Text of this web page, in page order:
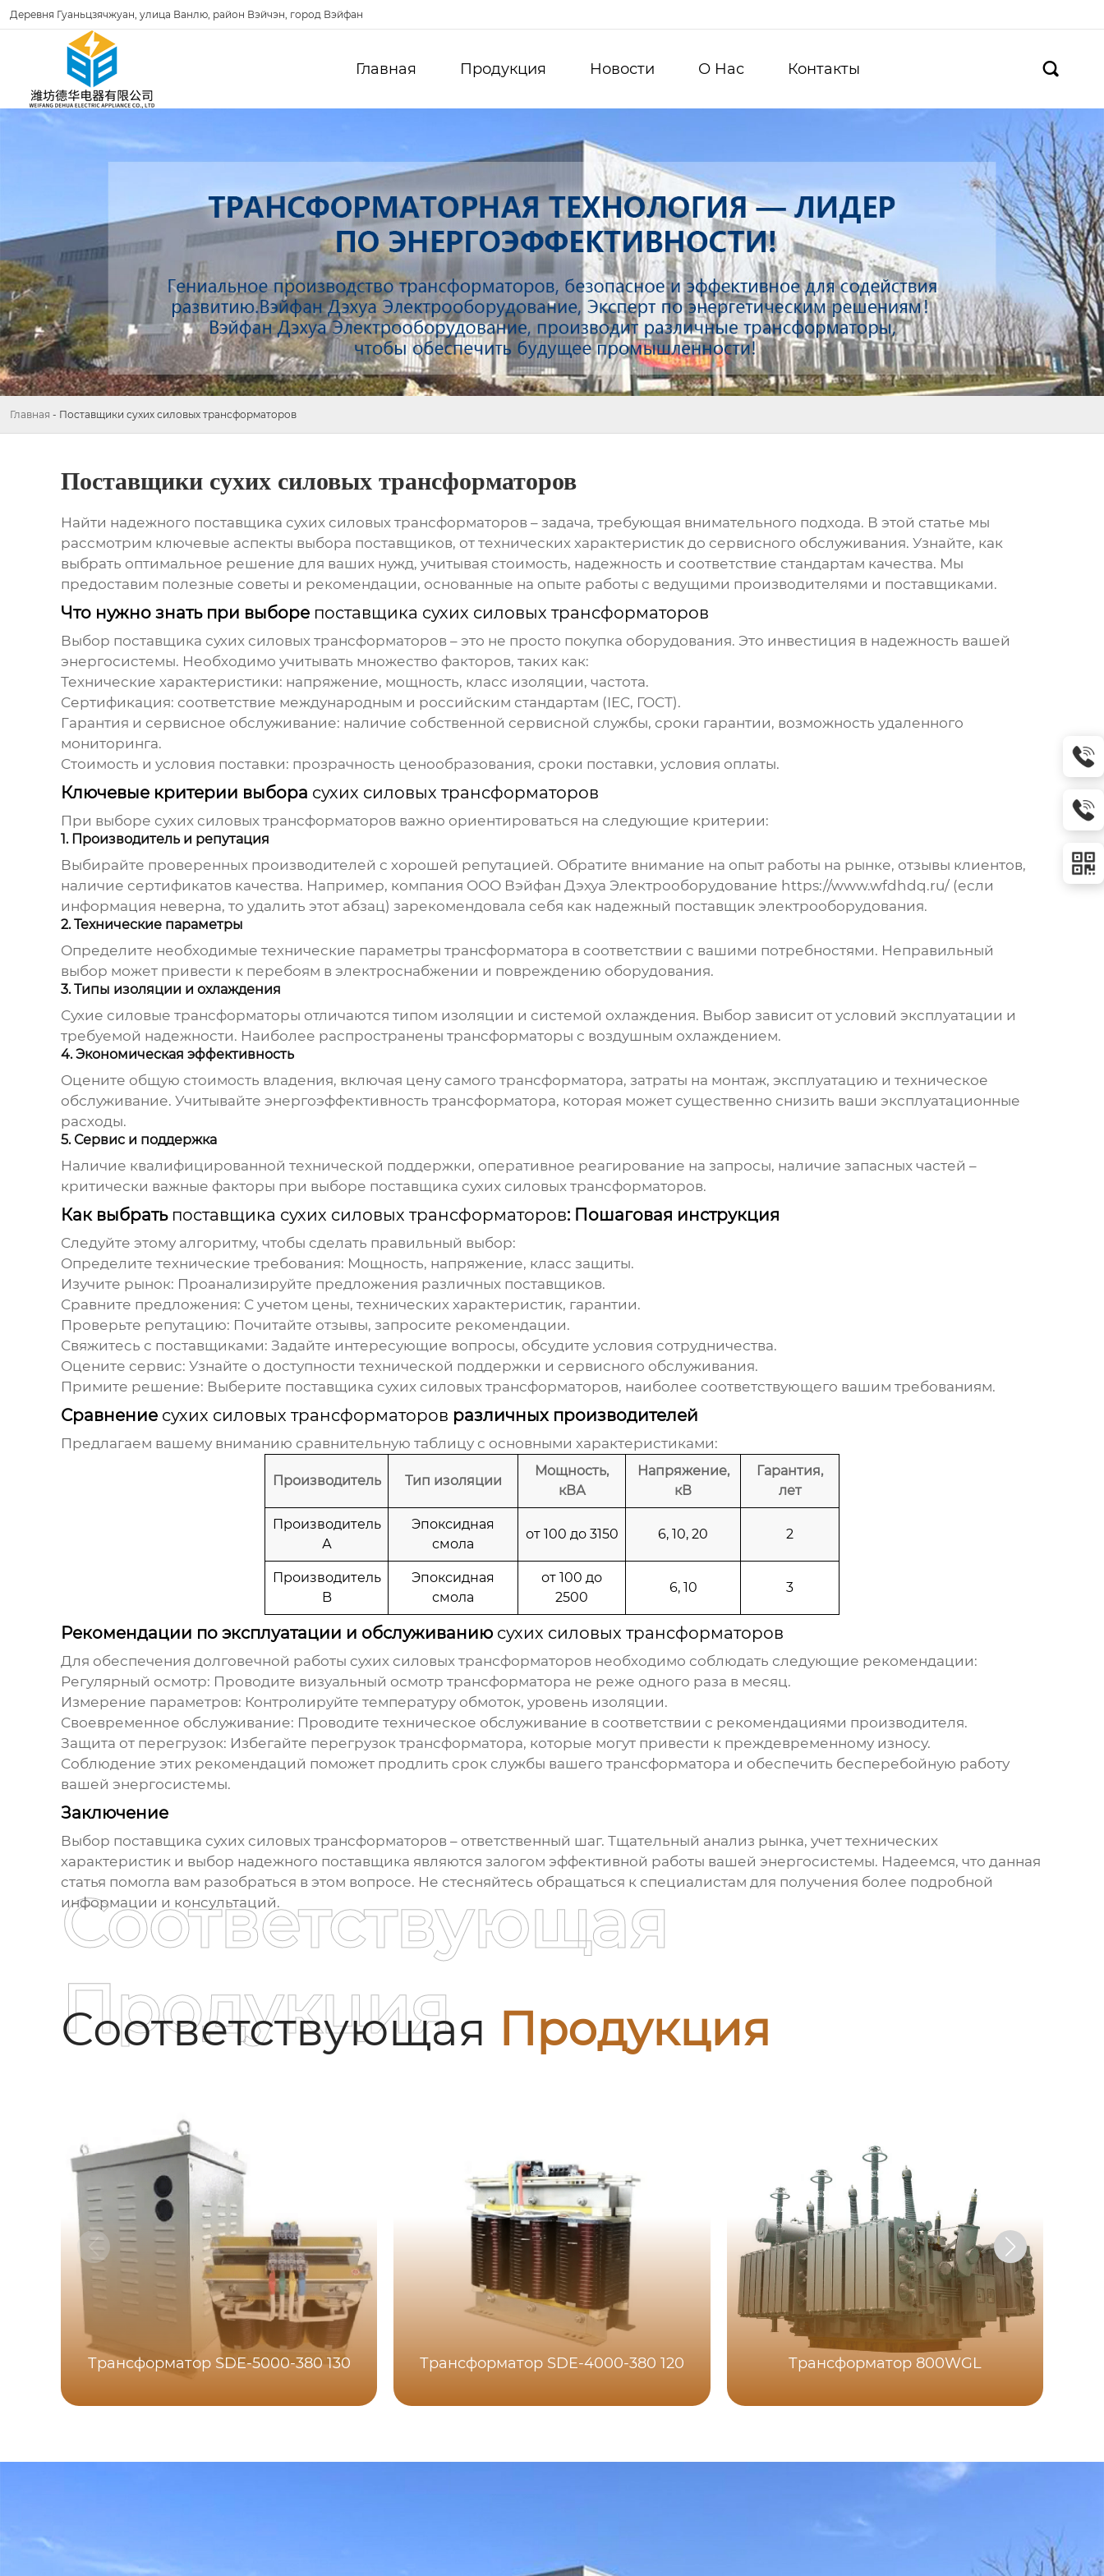
Деревня Гуаньцзячжуан, улица Ванлю, район Вэйчэн, город Вэйфан
Главная Продукция Новости О Hас Контакты 
Главная - Поставщики сухих силовых трансформаторов
Поставщики сухих силовых трансформаторов
Найти надежного поставщика сухих силовых трансформаторов– задача, требующая внимательного подхода. В этой статье мы
рассмотрим ключевые аспекты выбора поставщиков, от технических характеристик до сервисного обслуживания. Узнайте, как
выбрать оптимальное решение для ваших нужд, учитывая стоимость, надежность и соответствие стандартам качества. Мы
предоставим полезные советы и рекомендации, основанные на опыте работы с ведущими производителями и поставщиками.
Что нужно знать при выборе поставщика сухих силовых трансформаторов
Выбор поставщика сухих силовых трансформаторов– это не просто покупка оборудования. Это инвестиция в надежность вашей
энергосистемы. Необходимо учитывать множество факторов, таких как:
Технические характеристики: напряжение, мощность, класс изоляции, частота.
Сертификация: соответствие международным и российским стандартам (IEC, ГОСТ).
Гарантия и сервисное обслуживание: наличие собственной сервисной службы, сроки гарантии, возможность удаленного
мониторинга.
Стоимость и условия поставки: прозрачность ценообразования, сроки поставки, условия оплаты.
Ключевые критерии выбора сухих силовых трансформаторов
При выборе сухих силовых трансформаторовважно ориентироваться на следующие критерии:
1. Производитель и репутация
Выбирайте проверенных производителей с хорошей репутацией. Обратите внимание на опыт работы на рынке, отзывы клиентов,
наличие сертификатов качества. Например, компания ООО Вэйфан Дэхуа Электрооборудование https://www.wfdhdq.ru/(если
информация неверна, то удалить этот абзац) зарекомендовала себя как надежный поставщик электрооборудования.
2. Технические параметры
Определите необходимые технические параметры трансформатора в соответствии с вашими потребностями. Неправильный
выбор может привести к перебоям в электроснабжении и повреждению оборудования.
3. Типы изоляции и охлаждения
Сухие силовые трансформаторы отличаются типом изоляции и системой охлаждения. Выбор зависит от условий эксплуатации и
требуемой надежности. Наиболее распространены трансформаторы с воздушным охлаждением.
4. Экономическая эффективность
Оцените общую стоимость владения, включая цену самого трансформатора, затраты на монтаж, эксплуатацию и техническое
обслуживание. Учитывайте энергоэффективность трансформатора, которая может существенно снизить ваши эксплуатационные
расходы.
5. Сервис и поддержка
Наличие квалифицированной технической поддержки, оперативное реагирование на запросы, наличие запасных частей –
критически важные факторы при выборе поставщика сухих силовых трансформаторов.
Как выбрать поставщика сухих силовых трансформаторов: Пошаговая инструкция
Следуйте этому алгоритму, чтобы сделать правильный выбор:
Определите технические требования: Мощность, напряжение, класс защиты.
Изучите рынок: Проанализируйте предложения различных поставщиков.
Сравните предложения: С учетом цены, технических характеристик, гарантии.
Проверьте репутацию: Почитайте отзывы, запросите рекомендации.
Свяжитесь с поставщиками: Задайте интересующие вопросы, обсудите условия сотрудничества.
Оцените сервис: Узнайте о доступности технической поддержки и сервисного обслуживания.
Примите решение: Выберите поставщика сухих силовых трансформаторов, наиболее соответствующего вашим требованиям.
Сравнение сухих силовых трансформаторов различных производителей
Предлагаем вашему вниманию сравнительную таблицу с основными характеристиками:
Производитель Тип изоляции
Мощность,
кВА
Напряжение,
кВ
Гарантия,
лет
Производитель
А
Эпоксидная
смола
от 100 до 3150 6, 10, 20 2
Производитель
B
Эпоксидная
смола
от 100 до
2500
6, 10 3
Рекомендации по эксплуатации и обслуживанию сухих силовых трансформаторов
Для обеспечения долговечной работы сухих силовых трансформаторовнеобходимо соблюдать следующие рекомендации:
Регулярный осмотр: Проводите визуальный осмотр трансформатора не реже одного раза в месяц.
Измерение параметров: Контролируйте температуру обмоток, уровень изоляции.
Своевременное обслуживание: Проводите техническое обслуживание в соответствии с рекомендациями производителя.
Защита от перегрузок: Избегайте перегрузок трансформатора, которые могут привести к преждевременному износу.
Соблюдение этих рекомендаций поможет продлить срок службы вашего трансформатора и обеспечить бесперебойную работу
вашей энергосистемы.
Заключение
Выбор поставщика сухих силовых трансформаторов– ответственный шаг. Тщательный анализ рынка, учет технических
характеристик и выбор надежного поставщика являются залогом эффективной работы вашей энергосистемы. Надеемся, что данная
статья помогла вам разобраться в этом вопросе. Не стесняйтесь обращаться к специалистам для получения более подробной
информации и консультаций.
Соответствующая Продукция
Соответствующая
Продукция
Трансформатор SDE-5000-380 130 Трансформатор SDE-4000-380 120 Трансформатор 800WGL